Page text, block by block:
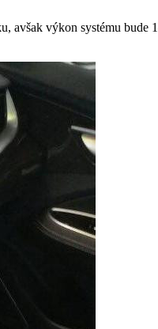
výkon systému